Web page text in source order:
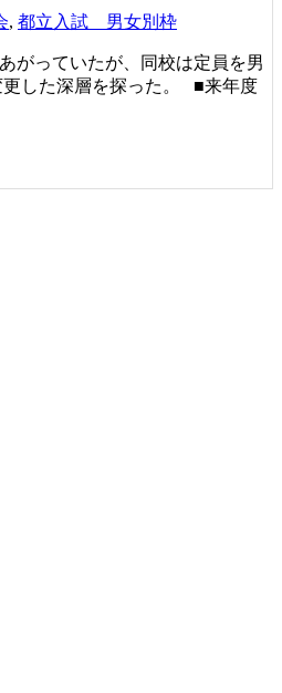
, 都立入試 男女別枠
がっていたが、同校は定員を男
更した深層を探った。 ■来年度